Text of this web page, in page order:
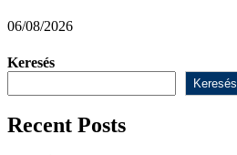
06/08/2026
Keresés
Keresés
Recent Posts